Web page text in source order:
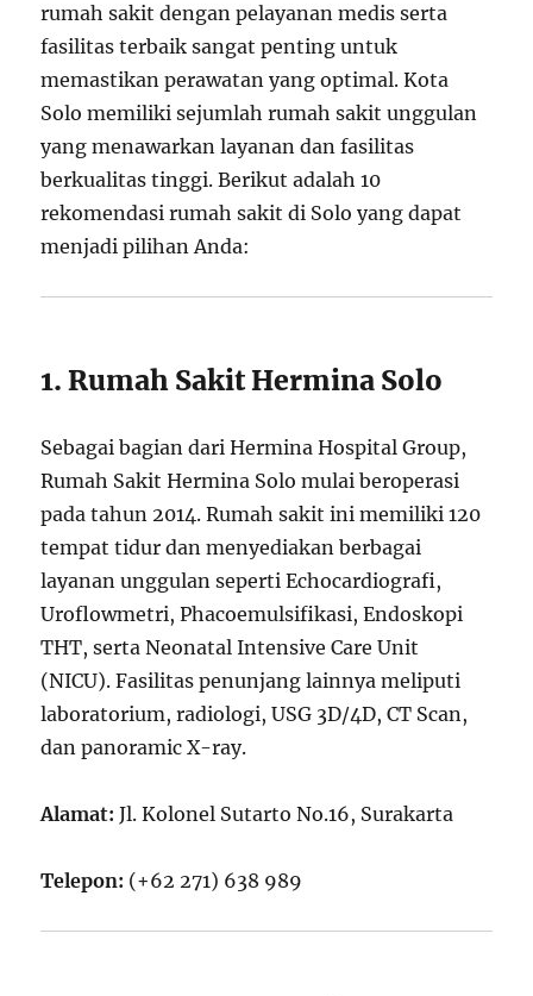
rumah sakit dengan pelayanan medis serta
fasilitas terbaik sangat penting untuk
memastikan perawatan yang optimal. Kota
Solo memiliki sejumlah rumah sakit unggulan
yang menawarkan layanan dan fasilitas
berkualitas tinggi. Berikut adalah 10
rekomendasi rumah sakit di Solo yang dapat
menjadi pilihan Anda:
1. Rumah Sakit Hermina Solo
Sebagai bagian dari Hermina Hospital Group,
Rumah Sakit Hermina Solo mulai beroperasi
pada tahun 2014. Rumah sakit ini memiliki 120
tempat tidur dan menyediakan berbagai
layanan unggulan seperti Echocardiografi,
Uroflowmetri, Phacoemulsifikasi, Endoskopi
THT, serta Neonatal Intensive Care Unit
(NICU). Fasilitas penunjang lainnya meliputi
laboratorium, radiologi, USG 3D/4D, CT Scan,
dan panoramic X-ray.
Alamat: Jl. Kolonel Sutarto No.16, Surakarta
Telepon: (+62 271) 638 989